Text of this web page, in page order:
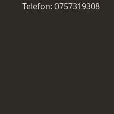
Telefon:0757319308